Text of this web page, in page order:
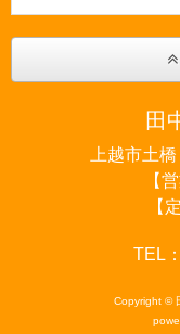
田
上越市土
【
【
TEL：
Copyright ©